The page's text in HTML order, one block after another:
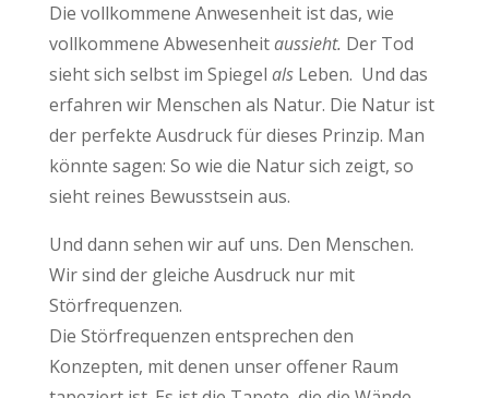
Die vollkommene Anwesenheit ist das, wie
vollkommene Abwesenheitaussieht. Der Tod
sieht sich selbst im Spiegel alsLeben. Und das
erfahren wir Menschen als Natur. Die Natur ist
der perfekte Ausdruck für dieses Prinzip. Man
könnte sagen: So wie die Natur sich zeigt, so
sieht reines Bewusstsein aus.
Und dann sehen wir auf uns. Den Menschen.
Wir sind der gleiche Ausdruck nur mit
Störfrequenzen.
Die Störfrequenzen entsprechen den
Konzepten, mit denen unser offener Raum